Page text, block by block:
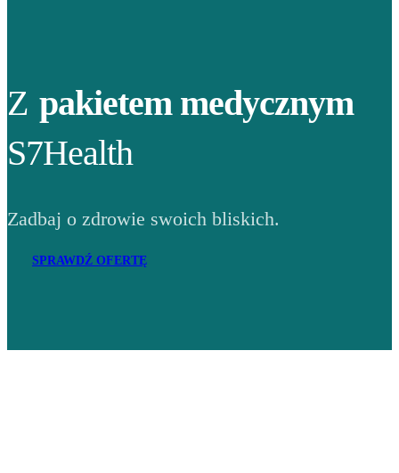
Z pakietem medycznym
S7Health
Zadbaj o zdrowie swoich bliskich.
SPRAWDŹ OFERTĘ